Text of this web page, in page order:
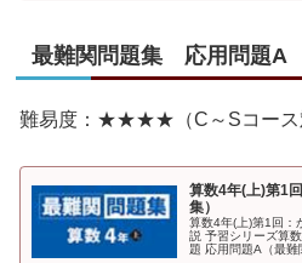
最難関問題集 応用問題A
難易度：★★★★（C～Sコース
算数4年(上)第1
集）
算数4年(上)第1回：
説 予習シリーズ算
題 応用問題A（最